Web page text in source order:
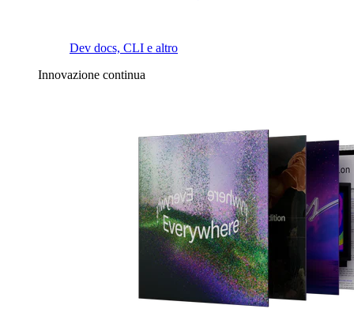
Dev docs, CLI e altro
Innovazione continua